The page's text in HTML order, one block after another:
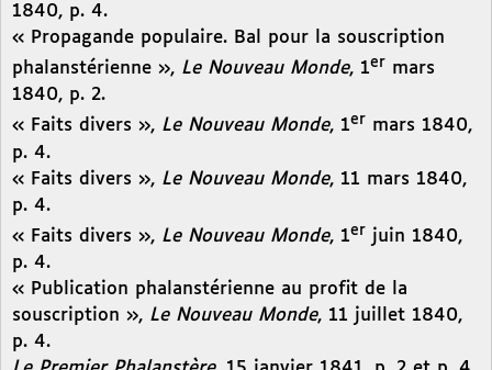
1840, p. 4.
« Propagande populaire. Bal pour la souscription
phalanstérienne », Le Nouveau Monde, 1er mars
1840, p. 2.
« Faits divers », Le Nouveau Monde, 1er mars 1840,
p. 4.
« Faits divers », Le Nouveau Monde, 11 mars 1840,
p. 4.
« Faits divers », Le Nouveau Monde, 1er juin 1840,
p. 4.
« Publication phalanstérienne au profit de la
souscription », Le Nouveau Monde, 11 juillet 1840,
p. 4.